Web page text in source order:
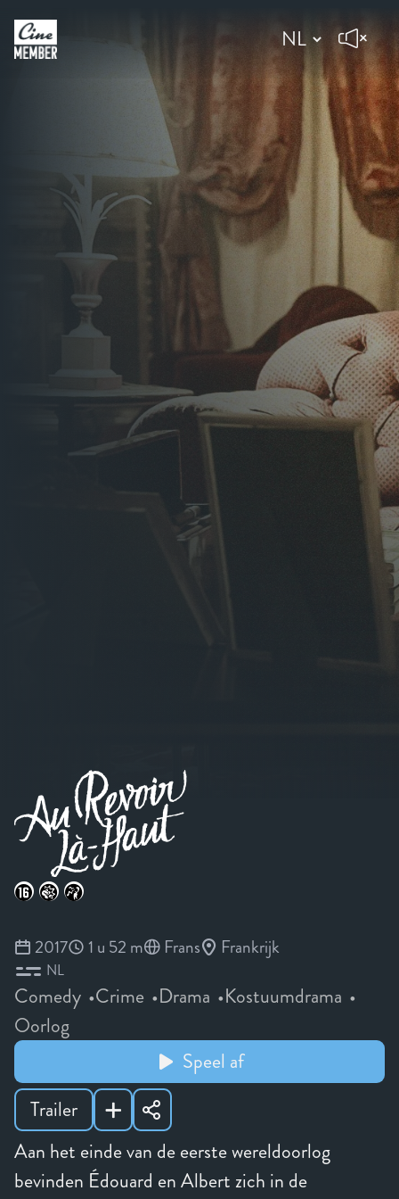
Aan het einde van de eerste wereldoorlog
bevinden Édouard en Albert zich in de
2017 1 u 52 m Frans Frankrijk
NL
Comedy Crime Drama
Kostuumdrama
Oorlog
Speel af
Trailer